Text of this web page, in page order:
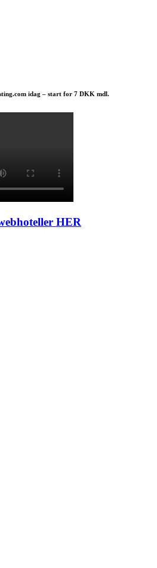
idag – start for 7 DKK mdl.
HER